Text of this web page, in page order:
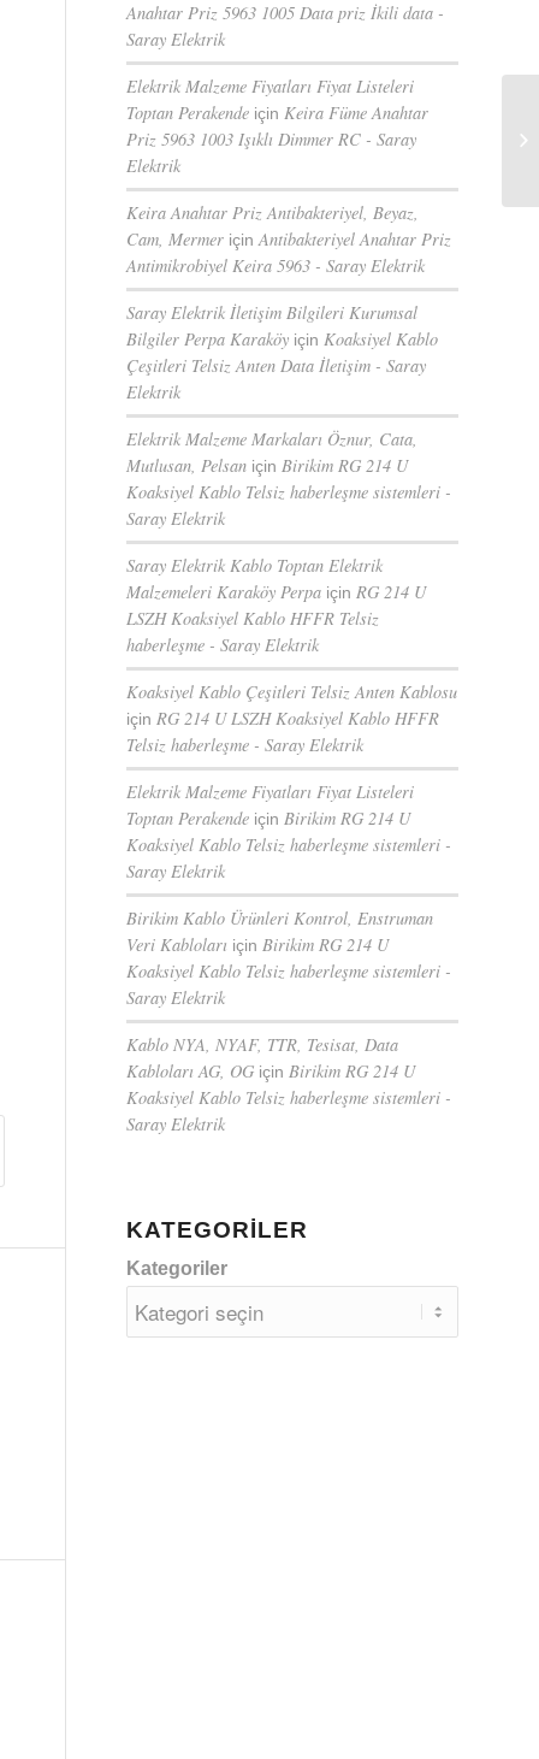
Anahtar Priz 5963 1005 Data priz İkili data -
Saray Elektrik
Elektrik Malzeme Fiyatları Fiyat Listeleri
Toptan Perakende için Keira Füme Anahtar
Priz 5963 1003 Işıklı Dimmer RC - Saray
Elektrik
Keira Anahtar Priz Antibakteriyel, Beyaz,
Cam, Mermer içinAntibakteriyel Anahtar Priz
Antimikrobiyel Keira 5963 - Saray Elektrik
Saray Elektrik İletişim Bilgileri Kurumsal
Bilgiler Perpa Karaköy için Koaksiyel Kablo
Çeşitleri Telsiz Anten Data İletişim - Saray
Elektrik
Elektrik Malzeme Markaları Öznur, Cata,
Mutlusan, Pelsan için Birikim RG 214 U
Koaksiyel Kablo Telsiz haberleşme sistemleri -
Saray Elektrik
Saray Elektrik Kablo Toptan Elektrik
Malzemeleri Karaköy Perpa için RG 214 U
LSZH Koaksiyel Kablo HFFR Telsiz
haberleşme - Saray Elektrik
Koaksiyel Kablo Çeşitleri Telsiz Anten Kablosu
için RG 214 U LSZH Koaksiyel Kablo HFFR
Telsiz haberleşme - Saray Elektrik
Elektrik Malzeme Fiyatları Fiyat Listeleri
Toptan Perakende için Birikim RG 214 U
Koaksiyel Kablo Telsiz haberleşme sistemleri -
Saray Elektrik
Birikim Kablo Ürünleri Kontrol, Enstruman
Veri Kabloları için Birikim RG 214 U
Koaksiyel Kablo Telsiz haberleşme sistemleri -
Saray Elektrik
Kablo NYA, NYAF, TTR, Tesisat, Data
Kabloları AG, OG için Birikim RG 214 U
Koaksiyel Kablo Telsiz haberleşme sistemleri -
Saray Elektrik
KATEGORILER
Kategoriler